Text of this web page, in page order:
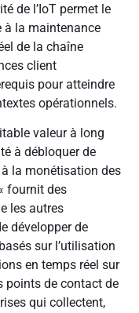
de l’IoT permet le
à la maintenance
de la chaîne
client
pour atteindre
opérationnels.
valeur à long
à débloquer de
la monétisation des
fournit des
les autres
développer de
sur l’utilisation
en temps réel sur
points de contact de
qui collectent,